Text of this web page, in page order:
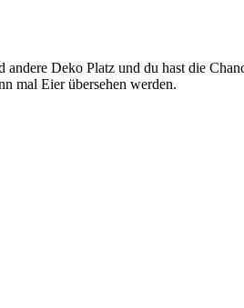
Deko Platz und du hast die
mal Eier übersehen werden.